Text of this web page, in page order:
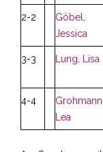
2-2
Göbel,
Jessica
3-3 Lung, Lisa
4-4
Grohmann,
Lea